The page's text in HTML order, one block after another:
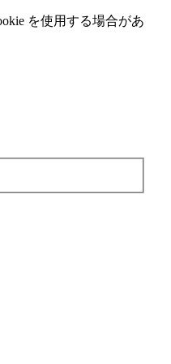
を使⽤する場合があ